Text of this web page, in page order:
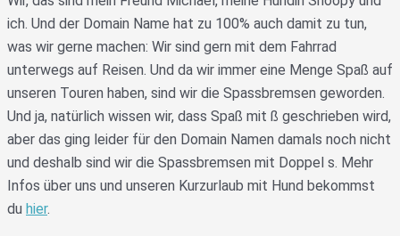
ich. Und der Domain Name hat zu 100% auch damit zu tun,
was wir gerne machen: Wir sind gern mit dem Fahrrad
unterwegs auf Reisen. Und da wir immer eine Menge Spaß auf
unseren Touren haben, sind wir die Spassbremsen geworden.
Und ja, natürlich wissen wir, dass Spaß mit ß geschrieben wird,
aber das ging leider für den Domain Namen damals noch nicht
und deshalb sind wir die Spassbremsen mit Doppel s. Mehr
Infos über uns und unseren Kurzurlaub mit Hund bekommst
du hier.